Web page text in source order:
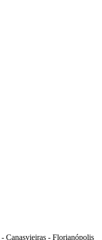
- Canasvieiras - Florianópolis